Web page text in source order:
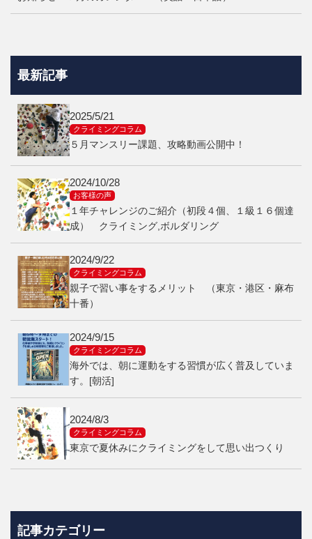
最新記事
2025/5/21
クライミングコラム
５月マンスリー課題、攻略動画公開中！
2024/10/28
お客様の声
１年チャレンジのご紹介（初段４個、１級１６個達
成） クライミング,ボルダリング
2024/9/22
クライミングコラム
親子で習い事をするメリット （東京・港区・麻布
十番）
2024/9/15
クライミングコラム
海外では、朝に運動をする習慣が広く普及していま
す。[朝活]
2024/8/3
クライミングコラム
東京で夏休みにクライミングをして思い出つくり
記事カテゴリー